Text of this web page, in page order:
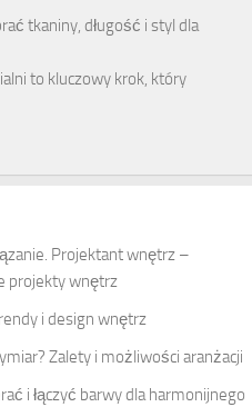
tkaniny, długość i styl dla
to kluczowy krok, który
Projektant wnętrz –
projekty wnętrz
i design wnętrz
Zalety i możliwości aranżacji
i łączyć barwy dla harmonijnego